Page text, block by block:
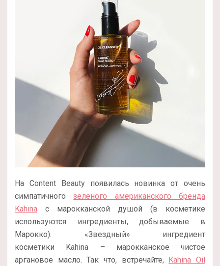
На Content Beauty появилась новинка от очень
симпатичногозеленого американского бренда
Kahina с марокканской душой (в косметике
используются ингредиенты, добываемые в
Марокко). «Звездный» ингредиент
косметики Kahina – марокканское чистое
аргановое масло. Так что, встречайте, Kahina Oil